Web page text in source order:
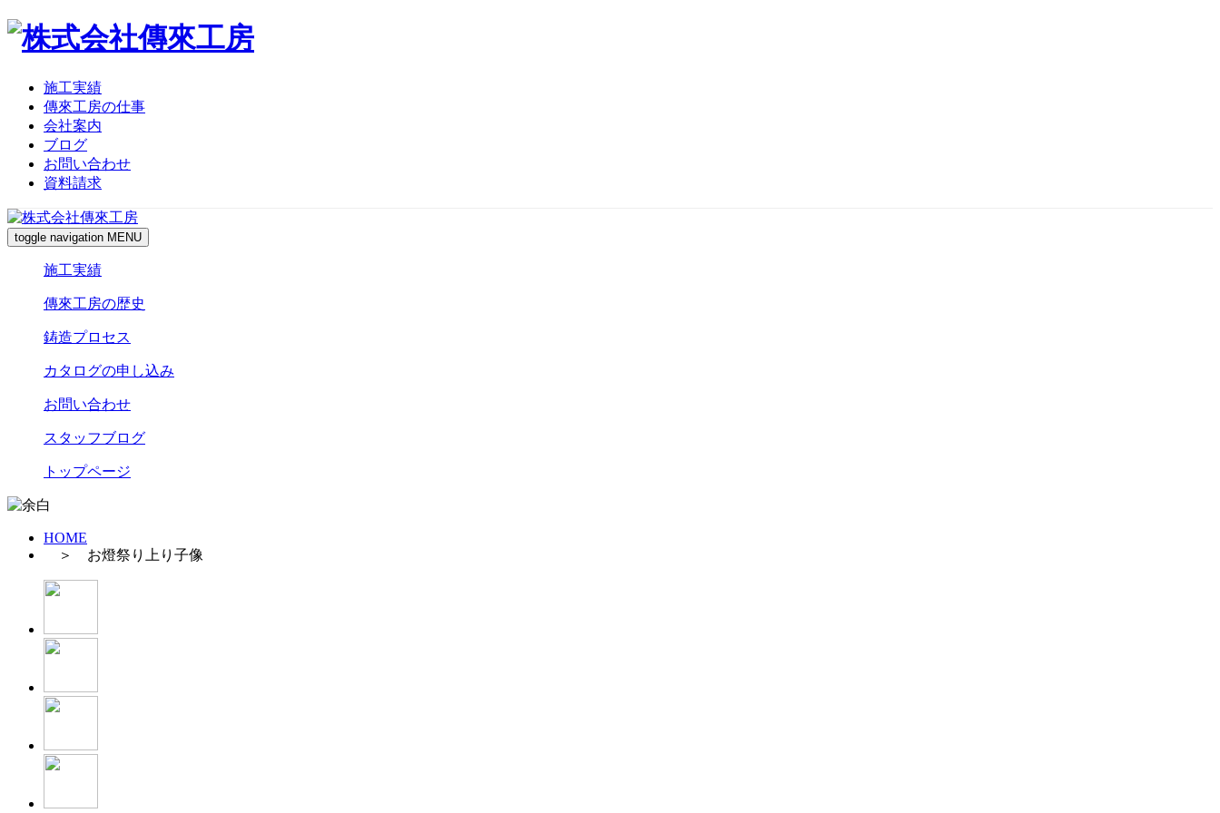
施工実績
傳來工房の仕事
会社案内
ブログ
お問い合わせ
資料請求
toggle navigation MENU
施工実績
傳來工房の歴史
鋳造プロセス
カタログの申し込み
お問い合わせ
スタッフブログ
トップページ
HOME
＞ お燈祭り上り子像